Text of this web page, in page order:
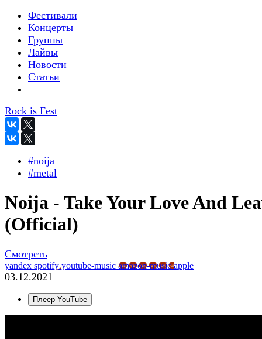
Фестивали
Концерты
Группы
Лайвы
Новости
Статьи
Rock is Fest
#noija
#metal
Noija - Take Your Love And
(Official)
Смотреть
yandex spotifyyoutube-music amazon-musicapple
03.12.2021
Плеер YouTube